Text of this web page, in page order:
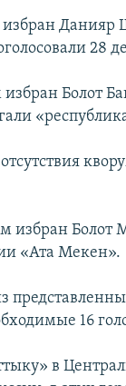
Данияр
28
Болот
избран Болот
«Ата Мекен».
16
в